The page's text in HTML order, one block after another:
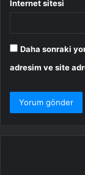
İnternet sitesi
Daha sonraki
adresim ve site